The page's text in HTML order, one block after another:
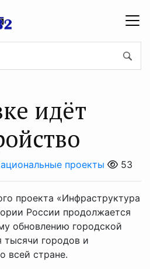
идёт
проекты 53
проекта «Инфраструктура
России продолжается
обновлению городской
городов и
всей стране.